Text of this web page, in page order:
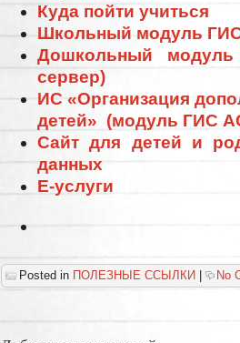
Куда пойти учиться
Школьный модуль
Дошкольный
сервер)
ИС «Организация
детей» (модуль ГИС
Сайт для детей и
данных
Е-услуги
Posted in ПОЛЕЗНЫЕ ССЫЛКИ No